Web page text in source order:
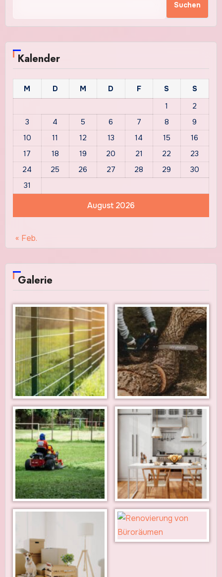
Suchen
Kalender
August 2026
M D M D F S
S
1
2
3
4 5 6 7 8
9
10
11 12 13 14 15
16
17
18 19 20 21 22
23
24
25 26 27 28 29
30
31
« Feb.
Galerie